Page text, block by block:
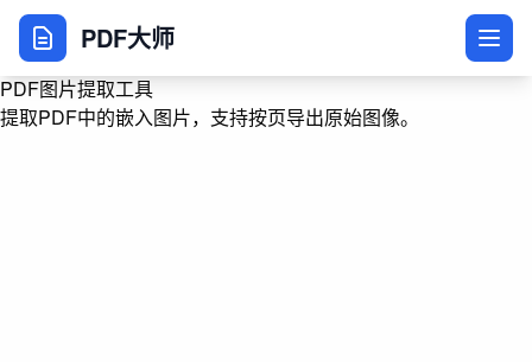
PDF大师
PDF图片提取工具
提取PDF中的嵌入图片，支持按页导出原始图像。